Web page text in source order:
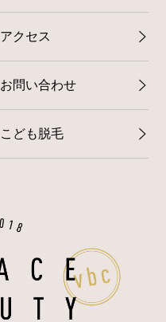
アクセス
お問い合わせ
こども脱毛